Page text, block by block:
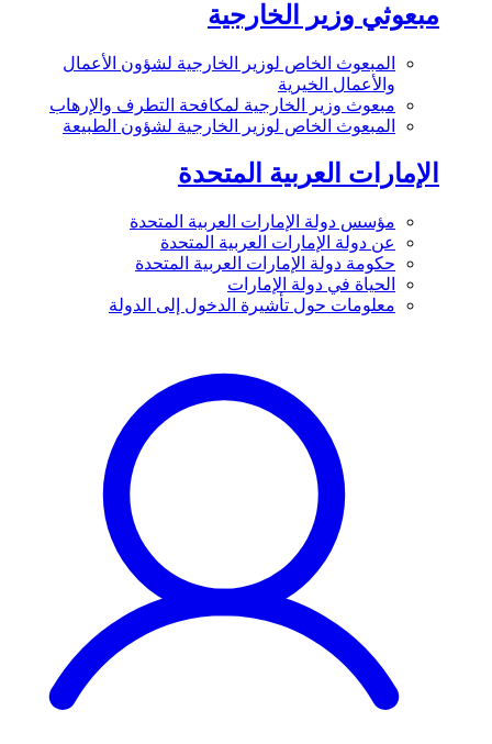
مبعوثي وزير الخارجية
المبعوث الخاص لوزير الخارجية لشؤون الأعمال
والأعمال الخيرية
مبعوث وزير الخارجية لمكافحة التطرف والإرهاب
المبعوث الخاص لوزير الخارجية لشؤون الطبيعة
الإمارات العربية المتحدة
مؤسس دولة الإمارات العربية المتحدة
عن دولة الإمارات العربية المتحدة
حكومة دولة الإمارات العربية المتحدة
الحياة في دولة الإمارات
معلومات حول تأشيرة الدخول إلى الدولة